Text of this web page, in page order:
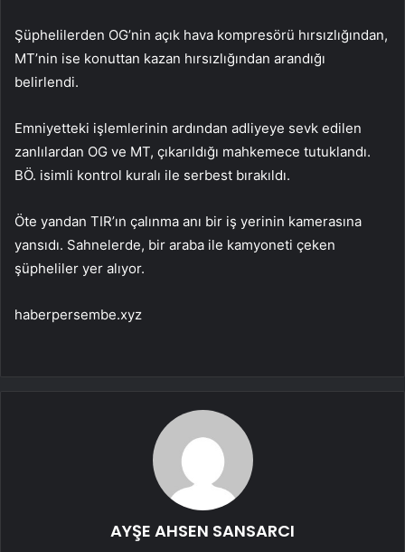
Şüphelilerden OG’nin açık hava kompresörü hırsızlığından,
MT’nin ise konuttan kazan hırsızlığından arandığı
belirlendi.
Emniyetteki işlemlerinin ardından adliyeye sevk edilen
zanlılardan OG ve MT, çıkarıldığı mahkemece tutuklandı.
BÖ. isimli kontrol kuralı ile serbest bırakıldı.
Öte yandan TIR’ın çalınma anı bir iş yerinin kamerasına
yansıdı. Sahnelerde, bir araba ile kamyoneti çeken
şüpheliler yer alıyor.
haberpersembe.xyz
AYŞE AHSEN SANSARCI